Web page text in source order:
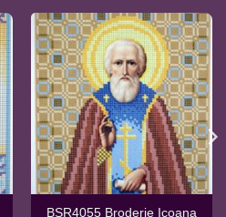
BSR4055 Broderie Icoana